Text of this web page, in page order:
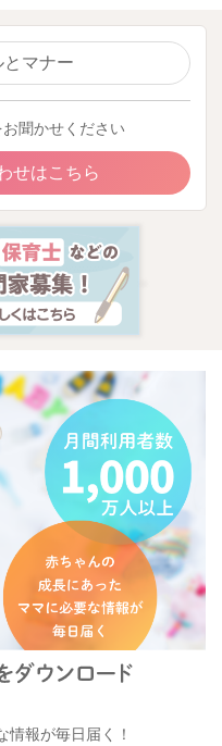
とマナー
聞かせください
せはこちら
報が毎日届く！